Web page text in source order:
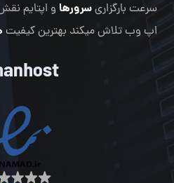
سرعت بارگزاریسرورها و اپتایم
اپ وب تلاش میکند بهترین کیفیت